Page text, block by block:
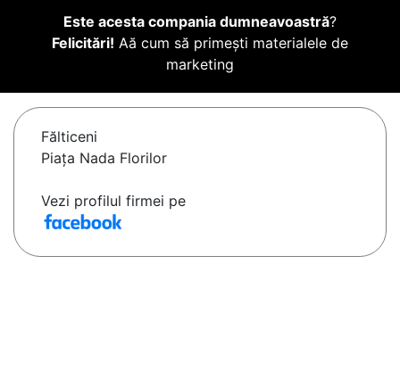
Este acesta compania dumneavoastră?
Felicitări! Aă cum să primești materialele de
marketing
Fălticeni
Piața Nada Florilor
Vezi profilul firmei pe